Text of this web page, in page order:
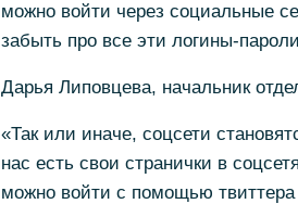
можно войти через социальные
забыть про все эти логины-
Дарья Липовцева, начальник
«Так или иначе, соцсети
нас есть свои странички в
можно войти с помощью